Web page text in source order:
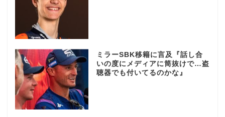
ミラーSBK移籍に言及『話し合
いの度にメディアに筒抜けで…盗
聴器でも付いてるのかな』